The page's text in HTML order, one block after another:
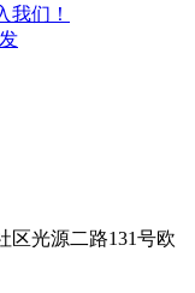
我们！
区光源二路131号欧